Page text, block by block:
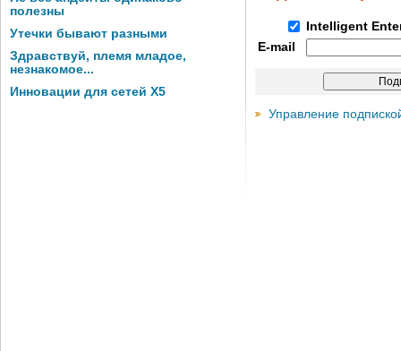
полезны
Утечки бывают разными
Здравствуй, племя младое,
незнакомое...
Инновации для сетей X5
Intelligent
E-mail
Управление